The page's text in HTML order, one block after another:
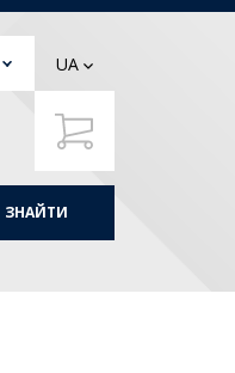
UA
ЗНАЙТИ